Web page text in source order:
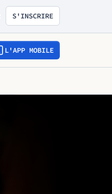
S'INSCRIRE
L'APP MOBILE